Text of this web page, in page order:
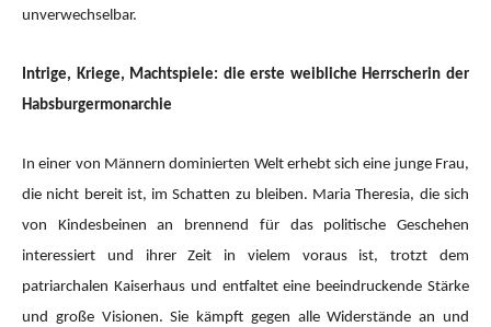
unverwechselbar.
Intrige, Kriege, Machtspiele: die erste weibliche Herrscherin der
Habsburgermonarchie
In einer von Männern dominierten Welt erhebt sich eine junge Frau,
die nicht bereit ist, im Schatten zu bleiben. Maria Theresia, die sich
von Kindesbeinen an brennend für das politische Geschehen
interessiert und ihrer Zeit in vielem voraus ist, trotzt dem
patriarchalen Kaiserhaus und entfaltet eine beeindruckende Stärke
und große Visionen. Sie kämpft gegen alle Widerstände an und